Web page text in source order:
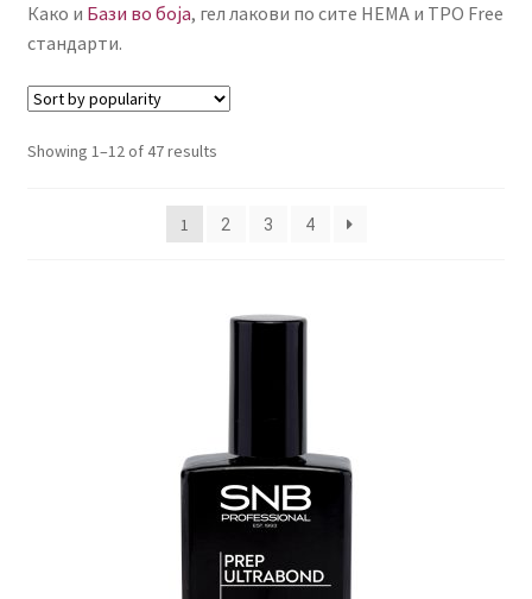
КОШНИЧКА
ПЛАЌАЊЕ
ПОЛИТИКА И УСЛОВИ ЗА КОРИСТЕЊЕ
Како и Бази во боја, гел лакови по сите HEMA и TPO Free
стандарти.
Showing 1–12 of 47 results
1 2 3 4